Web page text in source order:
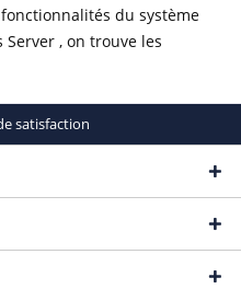
du système
, on trouve les
satisfaction